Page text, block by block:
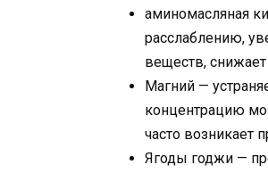
аминомасляная
расслаблению,
веществ, снижает
Магний —
концентрацию
часто возникает
Ягоды годжи —